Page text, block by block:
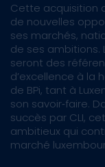
Cette acquisition
de nouvelles
ses marchés,
de ses ambitions.
seront des
d’excellence à la
de BPi, tant à
son savoir‐faire.
succès par CLI,
ambitieux qui
marché